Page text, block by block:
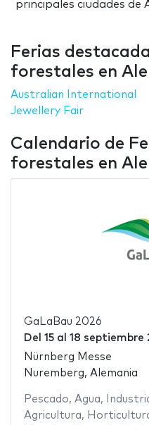
principales ciudades de
Ferias
forestales en
Australian International
Jewellery Fair
Calendario de
forestales en
GaLaBau 2026
Del 15al 18 septiembre
Nürnberg Messe
Nuremberg, Alemania
Pescado, Agua,
Agricultura,